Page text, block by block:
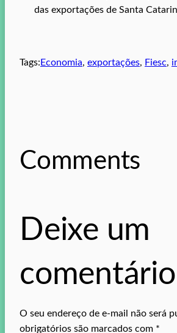
das exportações de Santa
Tags: Economia, exportações, Fiesc,
Comments
Deixe um
comentário
O seu endereço de e-mail não será
obrigatórios são marcados com *